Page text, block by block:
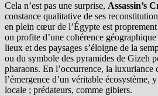
Cela n’est pas une surprise, Assassin’s
constance qualitative de ses
en plein cœur de l’Égypte est
on profite d’une cohérence
lieux et des paysages s’éloigne de la
ou du symbole des pyramides de Gizeh
pharaons. En l’occurrence, la luxuriance
l’émergence d’un véritable écosystème,
locale ; prédateurs, comme gibiers.